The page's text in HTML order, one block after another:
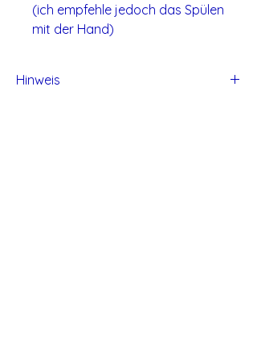
(ich empfehle jedoch das Spülen
mit der Hand)
Hinweis